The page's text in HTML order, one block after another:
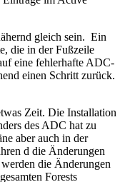
gleich sein. Ein
die in der Fußzeile
eine fehlerhafte ADC-
einen Schritt zurück.
Zeit. Die Installation
des ADC hat zu
aber auch in der
d die Änderungen
die Änderungen
Forests